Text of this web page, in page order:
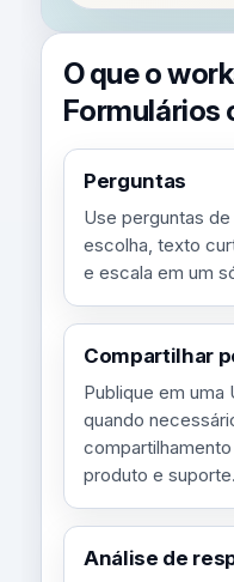
O que o
Formulários
Perguntas
Use perguntas
escolha, texto
e escala em um
Compartilhar
Publique em uma
quando
produto e suporte.
Análise de